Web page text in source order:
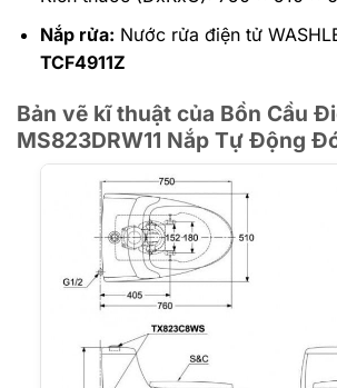
Nắp rửa: Nước rửa điện tử
TCF4911Z
Bản vẽ kĩ thuật của Bồn Cầu
MS823DRW11 Nắp Tự Động